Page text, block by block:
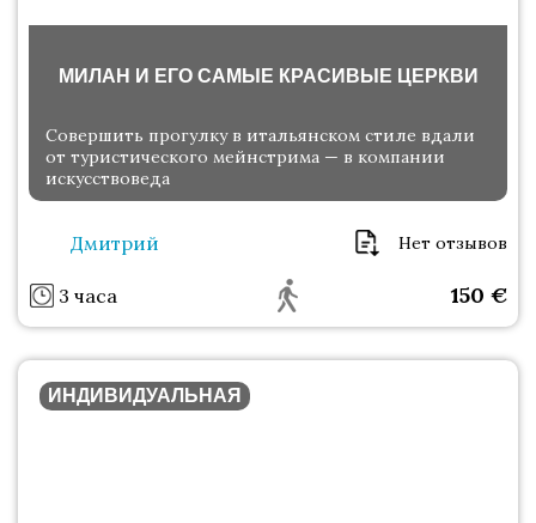
МИЛАН И ЕГО САМЫЕ КРАСИВЫЕ ЦЕРКВИ
Совершить прогулку в итальянском стиле вдали
от туристического мейнстрима — в компании
искусствоведа
Дмитрий Нет отзывов
3 часа 150 €
ИНДИВИДУАЛЬНАЯ